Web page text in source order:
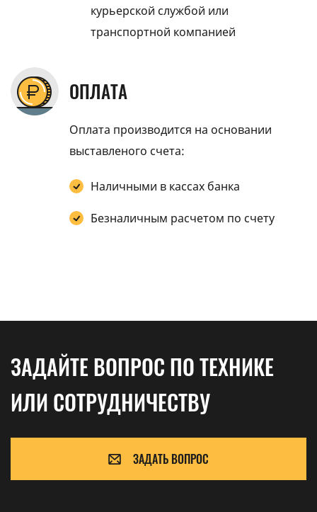
курьерской службой или
транспортной компанией
ОПЛАТА
Оплата производится на основании
выставленого счета:
Наличными в кассах банка
Безналичным расчетом по счету
ЗАДАЙТЕ ВОПРОС ПО ТЕХНИКЕ
ИЛИ СОТРУДНИЧЕСТВУ
ЗАДАТЬ ВОПРОС